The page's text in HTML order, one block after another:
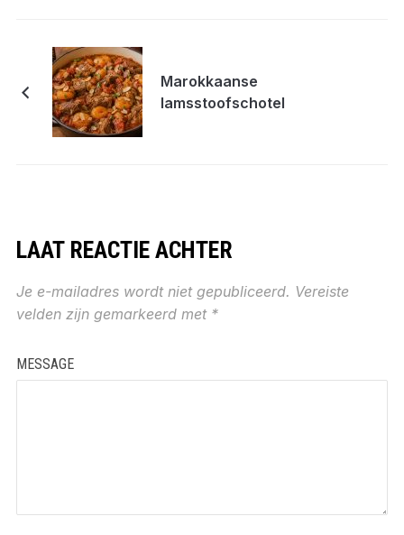
Marokkaanse
lamsstoofschotel
LAAT REACTIE ACHTER
Je e-mailadres wordt niet gepubliceerd. Vereiste
velden zijn gemarkeerd met *
MESSAGE